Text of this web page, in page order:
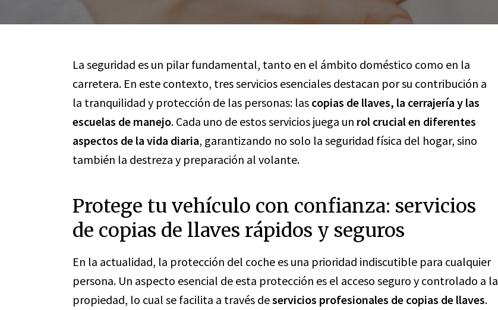
La seguridad es un pilar fundamental, tanto en el ámbito doméstico como en la
carretera. En este contexto, tres servicios esenciales destacan por su contribución a
la tranquilidad y protección de las personas: las copias de llaves, la cerrajería y las
escuelas de manejo. Cada uno de estos servicios juega un rol crucial en diferentes
aspectos de la vida diaria, garantizando no solo la seguridad física del hogar, sino
también la destreza y preparación al volante.
Protege tu vehículo con confianza: servicios
de copias de llaves rápidos y seguros
En la actualidad, la protección del coche es una prioridad indiscutible para cualquier
persona. Un aspecto esencial de esta protección es el acceso seguro y controlado a la
propiedad, lo cual se facilita a través deservicios profesionales de copias de llaves.